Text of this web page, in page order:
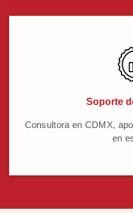
Soporte
Consultora en CDMX,
en